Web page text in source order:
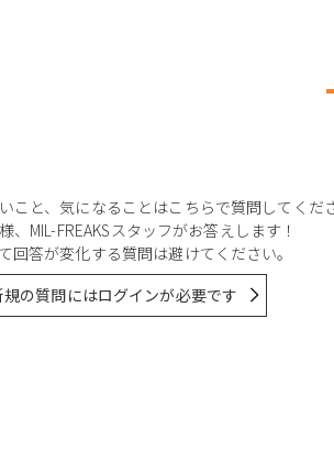
こと、気になることはこちらで質問してくだ
、MIL-FREAKSスタッフがお答えします！
答が変化する質問は避けてください。
規の質問にはログインが必要です